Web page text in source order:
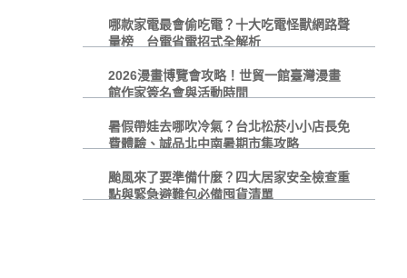
哪款家電最會偷吃電？十大吃電怪獸網路聲
量榜 台電省電招式全解析
2026漫畫博覽會攻略！世貿一館臺灣漫畫
館作家簽名會與活動時間
暑假帶娃去哪吹冷氣？台北松菸小小店長免
費體驗、誠品北中南暑期市集攻略
颱風來了要準備什麼？四大居家安全檢查重
點與緊急避難包必備囤貨清單